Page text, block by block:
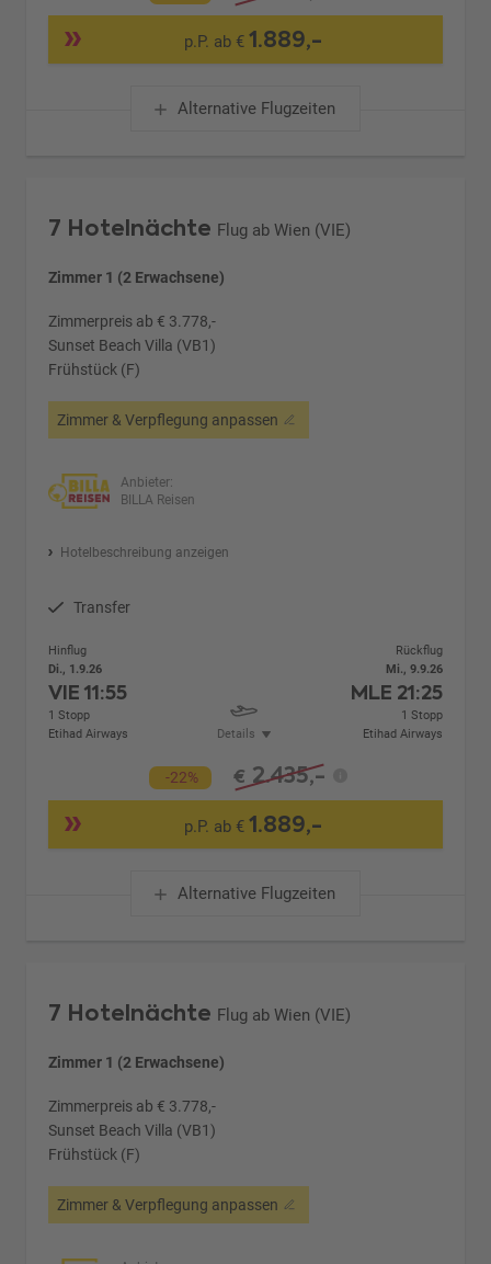
p.P. ab €1.889,-
Alternative Flugzeiten
7 Hotelnächte Flug ab Wien (VIE)
Zimmer 1 (2 Erwachsene)
Zimmerpreis ab € 3.778,-
Sunset Beach Villa (VB1)
Frühstück (F)
Zimmer & Verpflegung anpassen
Anbieter:
BILLA Reisen
Hotelbeschreibung anzeigen
Transfer
Hinflug
Di., 1.9.26
VIE11:55
1 Stopp
Etihad Airways
Details
Rückflug
Mi., 9.9.26
MLE 21:25
1 Stopp
Etihad Airways
-22% € 2.435,-
p.P. ab €1.889,-
Alternative Flugzeiten
7 Hotelnächte Flug ab Wien (VIE)
Zimmer 1 (2 Erwachsene)
Zimmerpreis ab € 3.778,-
Sunset Beach Villa (VB1)
Frühstück (F)
Zimmer & Verpflegung anpassen